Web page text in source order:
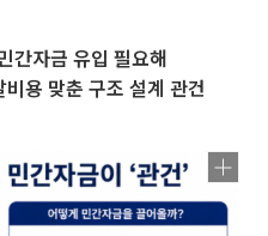
간자금 유입 필요해
용 맞춘 구조 설계 관건